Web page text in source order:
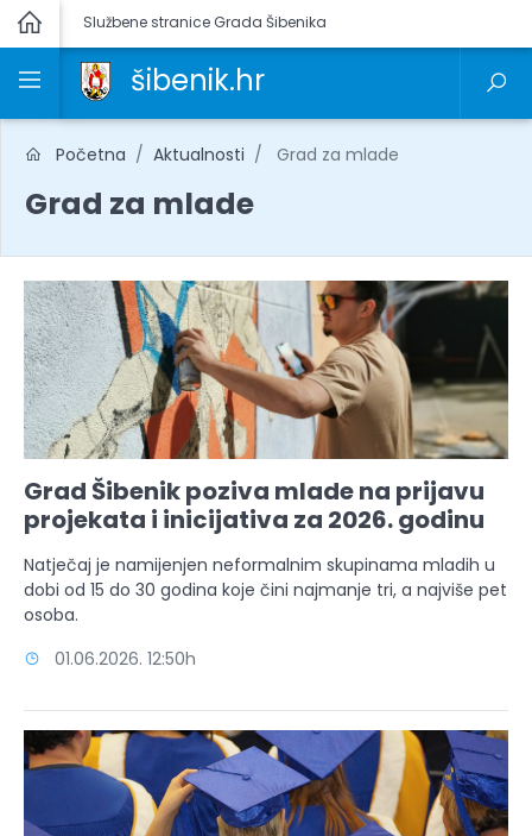
Službene stranice Grada Šibenika
šibenik.hr
Početna Aktualnosti Grad za mlade
Grad za mlade
Grad Šibenik poziva mlade na prijavu
projekata i inicijativa za 2026. godinu
Natječaj je namijenjen neformalnim skupinama mladih u
dobi od 15 do 30 godina koje čini najmanje tri, a najviše pet
osoba.
01.06.2026. 12:50h